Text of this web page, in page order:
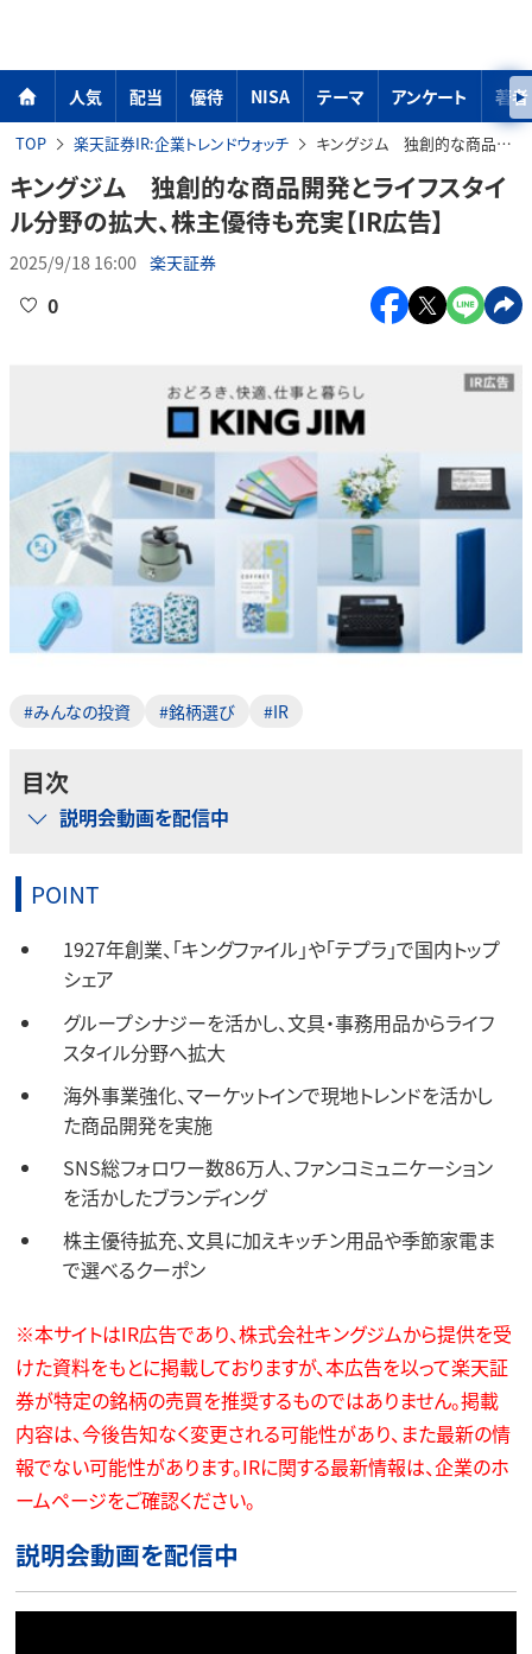
人気 配当 優待 NISA テーマ アンケート 著者
TOP 楽天証券IR:企業トレンドウォッチ キングジム 独創的な商品開発とライフスタイル分野の拡大、株主優待も充実【IR広告】
キングジム 独創的な商品開発とライフスタイ
ル分野の拡大、株主優待も充実【IR広告】
2025/9/18 16:00 楽天証券
0
#みんなの投資 #銘柄選び #IR
目次
説明会動画を配信中
POINT
1927年創業、「キングファイル」や「テプラ」で国内トップ
シェア
グループシナジーを活かし、文具・事務用品からライフ
スタイル分野へ拡大
海外事業強化、マーケットインで現地トレンドを活かし
た商品開発を実施
SNS総フォロワー数86万人、ファンコミュニケーション
を活かしたブランディング
株主優待拡充、文具に加えキッチン用品や季節家電ま
で選べるクーポン
※本サイトはIR広告であり、株式会社キングジムから提供を受
けた資料をもとに掲載しておりますが、本広告を以って楽天証
券が特定の銘柄の売買を推奨するものではありません。掲載
内容は、今後告知なく変更される可能性があり、また最新の情
報でない可能性があります。IRに関する最新情報は、企業のホ
ームページをご確認ください。
説明会動画を配信中